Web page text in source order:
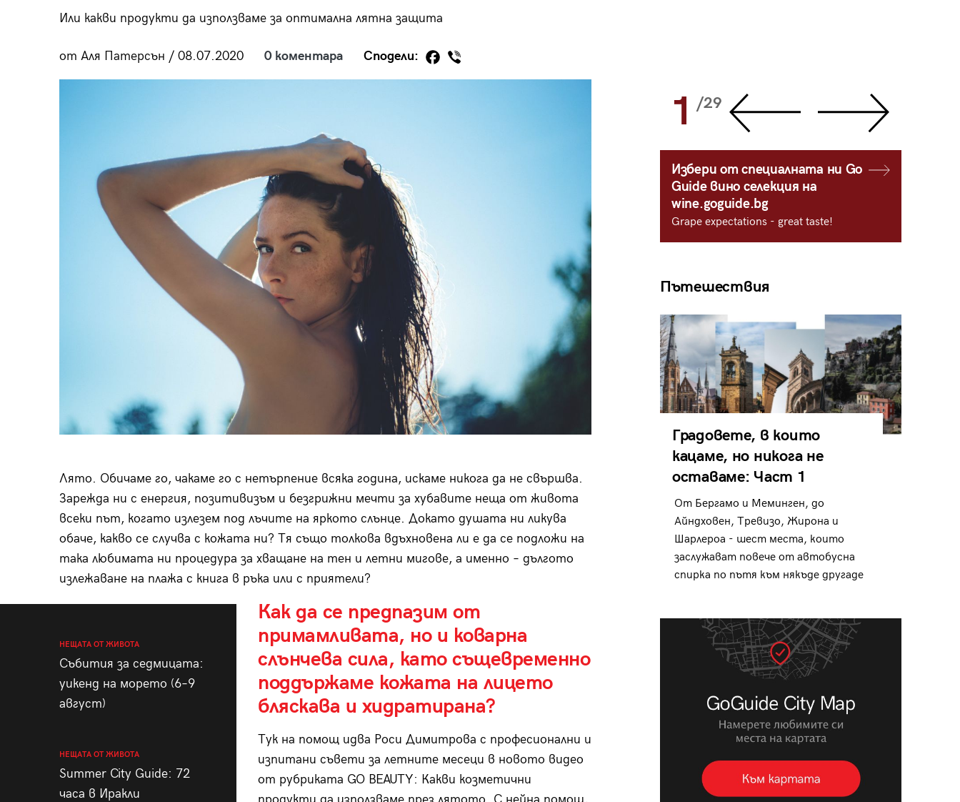
Или какви продукти да използваме за оптимална лятна защита
от Аля Патерсън / 08.07.2020 0 коментара Сподели:
Лято. Обичаме го, чакаме го с нетърпение всяка година, искаме никога да не свършва.
Зарежда ни с енергия, позитивизъм и безгрижни мечти за хубавите неща от живота
всеки път, когато излезем под лъчите на яркото слънце. Докато душата ни ликува
обаче, какво се случва с кожата ни? Тя също толкова вдъхновена ли е да се подложи на
така любимата ни процедура за хващане на тен и летни мигове, а именно – дългото
излежаване на плажа с книга в ръка или с приятели?
НЕЩАТА ОТ ЖИВОТА
Събития за седмицата:
уикенд на морето (6–9
август)
НЕЩАТА ОТ ЖИВОТА
Summer City Guide: 72
часа в Иракли
Как да се предпазим от
примамливата, но и коварна
слънчева сила, като същевременно
поддържаме кожата на лицето
бляскава и хидратирана?
Тук на помощ идва Роси Димитрова с професионални и
изпитани съвети за летните месеци в новото видео
от рубриката GO BEAUTY: Какви козметични
1 /29
Избери от специалната ни Go
Guide вино селекция на
wine.goguide.bg
Grape expectations - great taste!
Пътешествия
Градовете, в които
кацаме, но никога не
оставаме: Част 1
От Бергамо и Меминген, до
Айндховен, Тревизо, Жирона и
Шарлероа - шест места, които
заслужават повече от автобусна
спирка по пътя към някъде другаде